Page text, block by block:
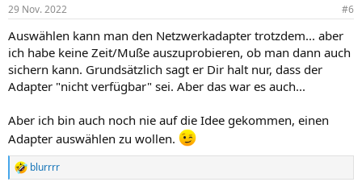
29 Nov. 2022 #6
Auswählen kann man den Netzwerkadapter trotzdem... aber
ich habe keine Zeit/Muße auszuprobieren, ob man dann auch
sichern kann. Grundsätzlich sagt er Dir halt nur, dass der
Adapter "nicht verfügbar" sei. Aber das war es auch...
Aber ich bin auch noch nie auf die Idee gekommen, einen
Adapter auswählen zu wollen.
R
blurrrr